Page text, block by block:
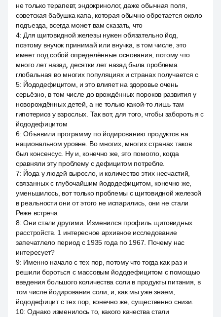
не только терапевт, эндокринолог, даже обычная поля,
советская бабушка капа, которая обычно обретается около
подъезда, всегда может вам сказать, что
4: Для щитовидной железы нужен обязательно йод,
поэтому внучок принимай или внучка, в том числе, это
имеет под собой определённые основания, потому что
много лет назад, десятки лет назад была проблема
глобальная во многих популяциях и странах получается с
5: Йододефицитом, и это влияет на здоровье очень
серьёзно, в том числе до врождённых пороков развития у
новорождённых детей, а не только какой-то лишь там
гипотериоз у взрослых. Так вот, для того, чтобы забороть я с
йододефицитом
6:Объявили программу по йодированию продуктов на
национальном уровне. Во многих, многих странах таков
был консенсус. Ну и, конечно же, это помогло, когда
сравняли эту проблему с дефицитом потребле.
7: Йода у людей выросло, и количество этих несчастий,
связанных с глубочайшим йододефицитом, конечно же,
уменьшилось, вот только проблемы с щитовидной железой
в реальности они от этого не испарились, они не стали
Реже встреча
8:Они стали другими. Изменился профиль щитовидных
расстройств. 1 интересное архивное исследование
запечатлело период с 1935 года по 1967. Почему нас
интересует?
9: Именно начало с тех пор, потому что тогда как раз и
решили бороться с массовым йододефицитом с помощью
введения большого количества соли в продукты питания, в
том числе йодирования соли, и, как мы уже знаем,
йододефицит с тех пор, конечно же, существенно снизи.
10: Однако изменилось то, какого качества стали